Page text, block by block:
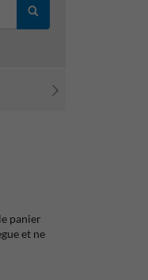
panier
et ne